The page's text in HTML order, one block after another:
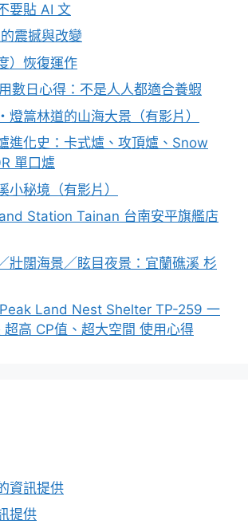
要貼 AI 文
震撼與改變
）恢復運作
數日心得：不是人人都適合養蝦
燈篙林道的山海大景（有影片）
進化史：卡式爐、攻頂爐、Snow
單口爐
小秘境（有影片）
Station Tainan 台南安平旗艦店
壯闊海景／眩目夜景：宜蘭礁溪 杉
Land Nest Shelter TP-259 一
高 CP值、超大空間 使用心得
資訊提供
提供